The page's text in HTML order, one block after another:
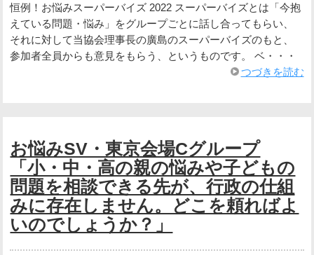
恒例！お悩みスーパーバイズ 2022 スーパーバイズとは「今抱
えている問題・悩み」をグループごとに話し合ってもらい、
それに対して当協会理事長の廣島のスーパーバイズのもと、
参加者全員からも意見をもらう、というものです。 ベ・・・
つづきを読む
お悩みSV・東京会場Cグループ
「小・中・高の親の悩みや子どもの
問題を相談できる先が、行政の仕組
みに存在しません。どこを頼ればよ
いのでしょうか？」